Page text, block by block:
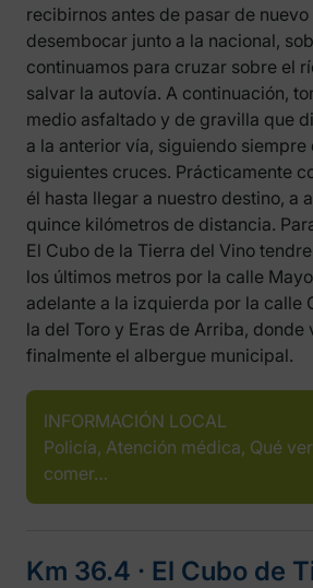
recibirnos antes de pasar de
desembocar junto a la nacional,
continuamos para cruzar sobre el
salvar la autovía. A continuación,
medio asfaltado y de gravilla que
a la anterior vía, siguiendo siempre
siguientes cruces. Prácticamente
él hasta llegar a nuestro destino, a
quince kilómetros de distancia.
El Cubo de la Tierra del Vino
los últimos metros por la calle
adelante a la izquierda por la calle
la del Toro y Eras de Arriba, donde
finalmente el albergue municipal.
INFORMACIÓN LOCAL
Policía, Atención médica, Qué
comer…
Km 36.4 ‧ El Cubo de